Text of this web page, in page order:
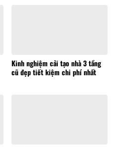
Kinh nghiệm cải tạo nhà 3 tầng
cũ đẹp tiết kiệm chi phí nhất